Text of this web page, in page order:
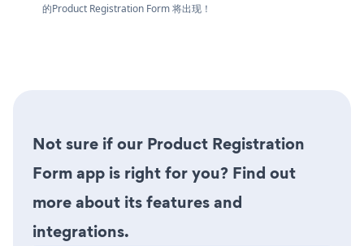
的Product Registration Form 将出现！
Not sure if our Product Registration
Form app is right for you? Find out
more about its features and
integrations.